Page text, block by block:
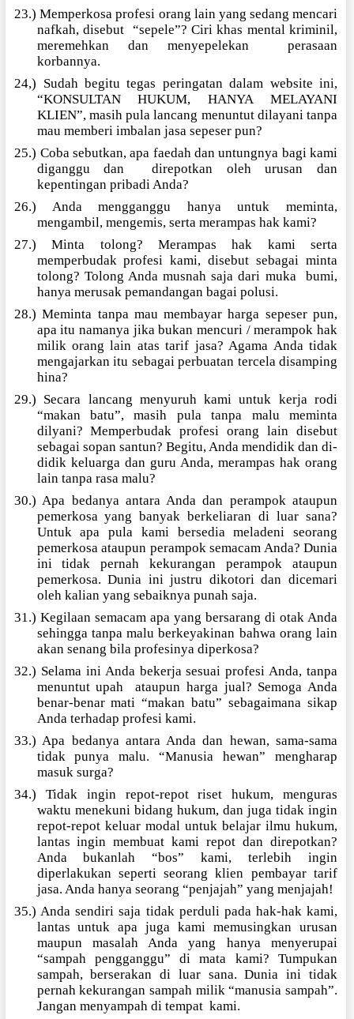
23.) Memperkosa profesi orang lain yang sedang mencari
nafkah, disebut “sepele”? Ciri khas mental kriminil,
meremehkan dan menyepelekan
perasaan
korbannya.
24,) Sudah begitu tegas peringatan dalam website ini,
“KONSULTAN HUKUM, HANYA MELAYANI
KLIEN”, masih pula lancang menuntut dilayani tanpa
mau memberi imbalan jasa sepeser pun?
25.) Coba sebutkan, apa faedah dan untungnya bagi kami
diganggu dan
direpotkan oleh urusan dan
kepentingan pribadi Anda?
26.) Anda mengganggu hanya untuk meminta,
mengambil, mengemis, serta merampas hak kami?
27.) Minta tolong? Merampas hak kami serta
memperbudak profesi kami, disebut sebagai minta
tolong? Tolong Anda musnah saja dari muka
bumi,
hanya merusak pemandangan bagai polusi.
28.) Meminta tanpa mau membayar harga sepeser pun,
apa itu namanya jika bukan mencuri / merampok hak
milik orang lain atas tarif jasa? Agama Anda tidak
mengajarkan itu sebagai perbuatan tercela disamping
hina?
29.) Secara lancang menyuruh kami untuk kerja rodi
“makan batu”, masih pula tanpa malu meminta
dilyani? Memperbudak profesi orang lain disebut
sebagai sopan santun? Begitu, Anda mendidik dan di-
didik keluarga dan guru Anda, merampas hak orang
lain tanpa rasa malu?
30.) Apa bedanya antara Anda dan perampok ataupun
pemerkosa yang banyak berkeliaran di luar sana?
Untuk apa pula kami bersedia meladeni seorang
pemerkosa ataupun perampok semacam Anda? Dunia
ini tidak pernah kekurangan perampok ataupun
pemerkosa. Dunia ini justru dikotori dan dicemari
oleh kalian yang sebaiknya punah saja.
31.) Kegilaan semacam apa yang bersarang di otak Anda
sehingga tanpa malu berkeyakinan bahwa orang lain
akan senang bila profesinya diperkosa?
32.) Selama ini Anda bekerja sesuai profesi Anda, tanpa
menuntut upah
ataupun harga jual? Semoga Anda
benar-benar mati “makan batu” sebagaimana sikap
Anda terhadap profesi kami.
33.) Apa bedanya antara Anda dan hewan, sama-sama
tidak punya malu. “Manusia hewan” mengharap
masuk surga?
34.) Tidak ingin repot-repot riset hukum, menguras
waktu menekuni bidang hukum, dan juga tidak ingin
repot-repot keluar modal untuk belajar ilmu hukum,
lantas ingin membuat kami repot dan direpotkan?
Anda bukanlah “bos” kami, terlebih ingin
diperlakukan seperti seorang klien pembayar tarif
jasa. Anda hanya seorang “penjajah” yang menjajah!
35.) Anda sendiri saja tidak perduli pada hak-hak kami,
lantas untuk apa juga kami memusingkan urusan
maupun masalah Anda yang hanya menyerupai
“sampah pengganggu” di mata kami? Tumpukan
sampah, berserakan di luar sana. Dunia ini tidak
pernah kekurangan sampah milik “manusia sampah”.
Jangan menyampah di tempat kami.